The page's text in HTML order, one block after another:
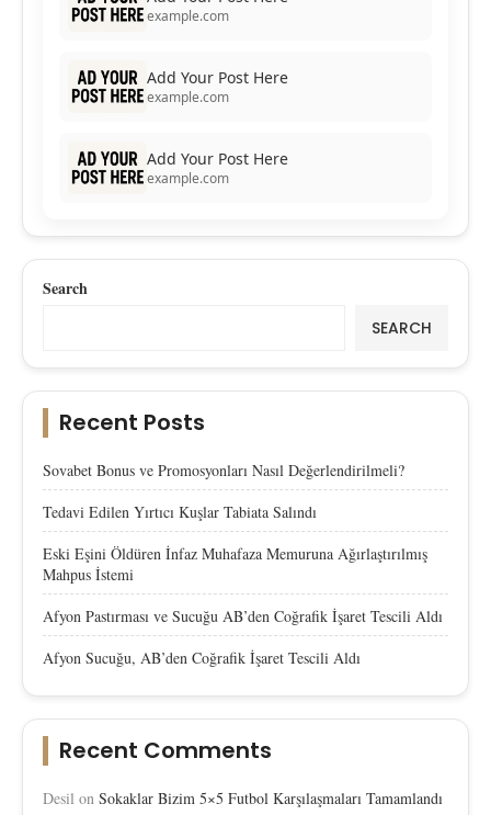
example.com
Add Your Post Here
example.com
Add Your Post Here
example.com
Search
SEARCH
Recent Posts
Sovabet Bonus ve Promosyonları Nasıl Değerlendirilmeli?
Tedavi Edilen Yırtıcı Kuşlar Tabiata Salındı
Eski Eşini Öldüren İnfaz Muhafaza Memuruna Ağırlaştırılmış
Mahpus İstemi
Afyon Pastırması ve Sucuğu AB’den Coğrafik İşaret Tescili Aldı
Afyon Sucuğu, AB’den Coğrafik İşaret Tescili Aldı
Recent Comments
Desil on Sokaklar Bizim 5×5 Futbol Karşılaşmaları Tamamlandı